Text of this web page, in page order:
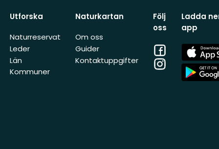
Utforska
Naturreservat
Leder
Län
Kommuner
Naturkartan
Om oss
Guider
Kontaktuppgifter
Följ
oss
Facebook
Instagram
Ladda
app
App
Store
App
Store